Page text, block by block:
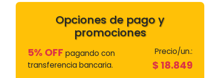
Opciones de pago y
promociones
5% OFF pagando con
transferencia bancaria.
Precio/un.:
$ 18.849